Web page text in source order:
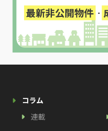
コラム
連載